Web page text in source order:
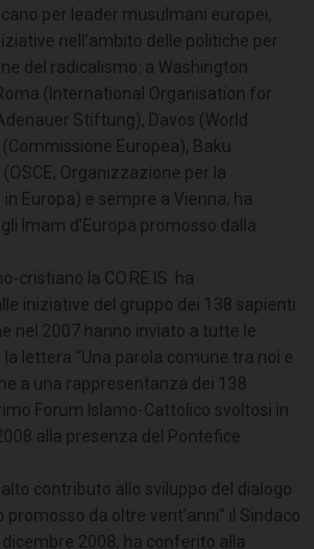
per leader musulmani europei,
nell’ambito delle politiche per
del radicalismo: a Washington
(International Organisation for
Stiftung), Davos (World
Europea), Baku
Organizzazione per la
Europa) e sempre a Vienna, ha
Imam d’Europa promosso dalla
cristiano la CO.RE.IS. ha
iniziative del gruppo dei 138 sapienti
nel 2007 hanno inviato a tutte le
lettera “Una parola comune tra noi e
a una rappresentanza dei 138
Forum Islamo-Cattolico svoltosi in
alla presenza del Pontefice
contributo allo sviluppo del dialogo
da oltre vent’anni” il Sindaco
2008, ha conferito alla